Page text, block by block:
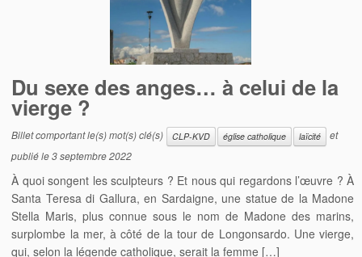
Du sexe des anges… à celui de la
vierge ?
Billet comportant le(s) mot(s) clé(s) CLP-KVD église catholique laïcité
et
publié le3 septembre 2022
À quoi songent les sculpteurs ? Et nous qui regardons l’œuvre ? À
Santa Teresa di Gallura, en Sardaigne, une statue de la Madone
Stella Maris, plus connue sous le nom de Madone des marins,
surplombe la mer, à côté de la tour de Longonsardo. Une vierge,
qui, selon la légende catholique, serait la femme […]